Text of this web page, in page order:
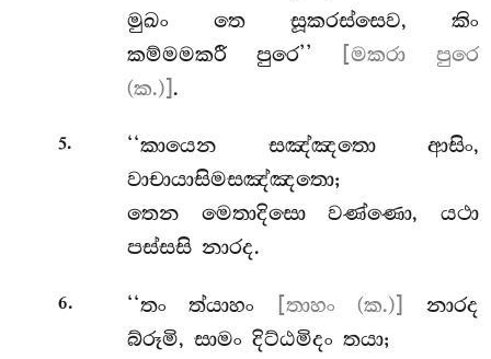
මුඛං තෙ සූකරස්සෙව, කිං
කම්මමකරී පුරෙ’’
[මකරා පුරෙ
(ක.)].
5.
‘‘කායෙන සඤ්ඤතො ආසිං,
වාචායාසිමසඤ්ඤතො;
තෙන මෙතාදිසො වණ්ණො, යථා
පස්සසි නාරද.
6. ‘‘තංත්යාහං [තාහං (ක.)]
නාරද
බ්රූමි, සාමං දිට්ඨමිදං තයා;